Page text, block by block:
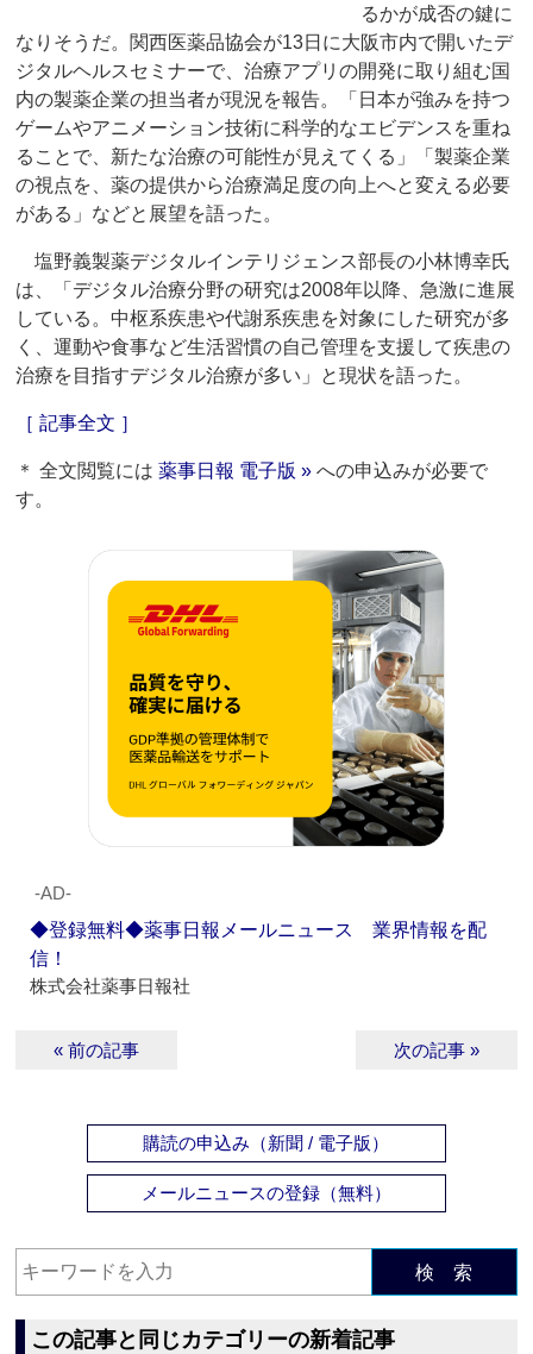
るかが成否の鍵に
なりそうだ。関西医薬品協会が13日に大阪市内で開いたデ
ジタルヘルスセミナーで、治療アプリの開発に取り組む国
内の製薬企業の担当者が現況を報告。「日本が強みを持つ
ゲームやアニメーション技術に科学的なエビデンスを重ね
ることで、新たな治療の可能性が見えてくる」「製薬企業
の視点を、薬の提供から治療満足度の向上へと変える必要
がある」などと展望を語った。
塩野義製薬デジタルインテリジェンス部長の小林博幸氏
は、「デジタル治療分野の研究は2008年以降、急激に進展
している。中枢系疾患や代謝系疾患を対象にした研究が多
く、運動や食事など生活習慣の自己管理を支援して疾患の
治療を目指すデジタル治療が多い」と現状を語った。
［ 記事全文 ］
＊ 全文閲覧には薬事日報 電子版 » への申込みが必要で
す。
‐AD‐
◆登録無料◆薬事日報メールニュース 業界情報を配
信！
株式会社薬事日報社
« 前の記事 次の記事 »
購読の申込み（新聞 / 電子版）
メールニュースの登録（無料）
検 索
この記事と同じカテゴリーの新着記事